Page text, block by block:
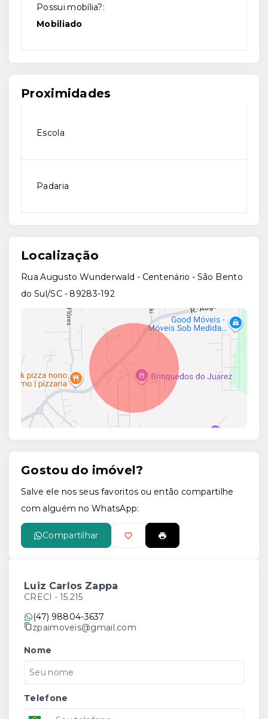
Possui mobília?:
Mobiliado
Proximidades
Escola
Padaria
Localização
Rua Augusto Wunderwald - Centenário - São Bento
do Sul/SC - 89283-192
Gostou do imóvel?
Salve ele nos seus favoritos ou então compartilhe
com alguém no WhatsApp:
Compartilhar
Luiz Carlos Zappa
CRECI - 15.215
(47) 98804-3637
zpaimoveis@gmail.com
Nome
Telefone